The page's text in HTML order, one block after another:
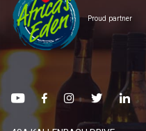
Proud partner